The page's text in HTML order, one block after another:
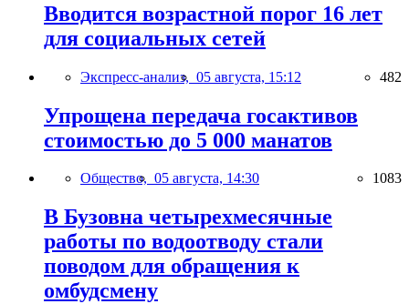
Вводится возрастной порог 16 лет
для социальных сетей
Экспресс-анализ, 05 августа, 15:12 482
Упрощена передача госактивов
стоимостью до 5 000 манатов
Общество, 05 августа, 14:30 1083
В Бузовна четырехмесячные
работы по водоотводу стали
поводом для обращения к
омбудсмену